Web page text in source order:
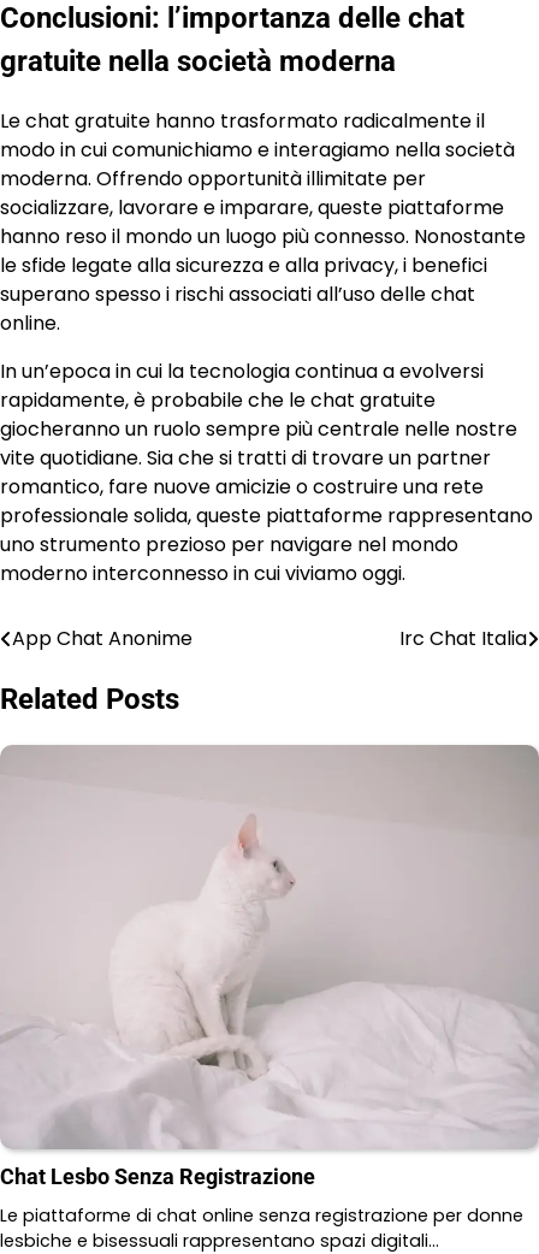
Conclusioni: l’importanza delle chat
gratuite nella società moderna
Le chat gratuite hanno trasformato radicalmente il
modo in cui comunichiamo e interagiamo nella società
moderna. Offrendo opportunità illimitate per
socializzare, lavorare e imparare, queste piattaforme
hanno reso il mondo un luogo più connesso. Nonostante
le sfide legate alla sicurezza e alla privacy, i benefici
superano spesso i rischi associati all’uso delle chat
online.
In un’epoca in cui la tecnologia continua a evolversi
rapidamente, è probabile che le chat gratuite
giocheranno un ruolo sempre più centrale nelle nostre
vite quotidiane. Sia che si tratti di trovare un partner
romantico, fare nuove amicizie o costruire una rete
professionale solida, queste piattaforme rappresentano
uno strumento prezioso per navigare nel mondo
moderno interconnesso in cui viviamo oggi.
Post
navigation
App Chat Anonime Irc Chat Italia
Related Posts
Chat Lesbo Senza Registrazione
Le piattaforme di chat online senza registrazione per donne
lesbiche e bisessuali rappresentano spazi digitali…